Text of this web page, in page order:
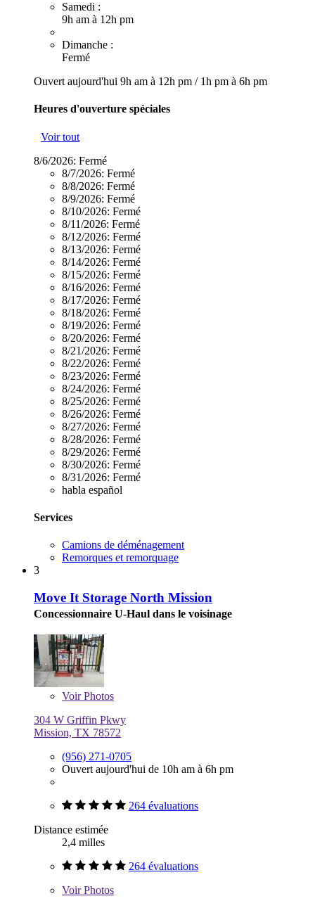
Samedi :
9h am à 12h pm
Dimanche :
Fermé
Ouvert aujourd'hui 9h am à 12h pm / 1h pm à 6h pm
Heures d'ouverture spéciales
Voir tout
8/6/2026: Fermé
8/7/2026: Fermé
8/8/2026: Fermé
8/9/2026: Fermé
8/10/2026: Fermé
8/11/2026: Fermé
8/12/2026: Fermé
8/13/2026: Fermé
8/14/2026: Fermé
8/15/2026: Fermé
8/16/2026: Fermé
8/17/2026: Fermé
8/18/2026: Fermé
8/19/2026: Fermé
8/20/2026: Fermé
8/21/2026: Fermé
8/22/2026: Fermé
8/23/2026: Fermé
8/24/2026: Fermé
8/25/2026: Fermé
8/26/2026: Fermé
8/27/2026: Fermé
8/28/2026: Fermé
8/29/2026: Fermé
8/30/2026: Fermé
8/31/2026: Fermé
habla español
Services
Camions de déménagement
Remorques et remorquage
3
Move It Storage North Mission
Concessionnaire U-Haul dans le voisinage
VoirPhotos
304 W Griffin Pkwy
Mission, TX 78572
(956) 271-0705
Ouvert aujourd'hui de 10h am à 6h pm
264 évaluations
Distance estimée
2,4 milles
264 évaluations
VoirPhotos